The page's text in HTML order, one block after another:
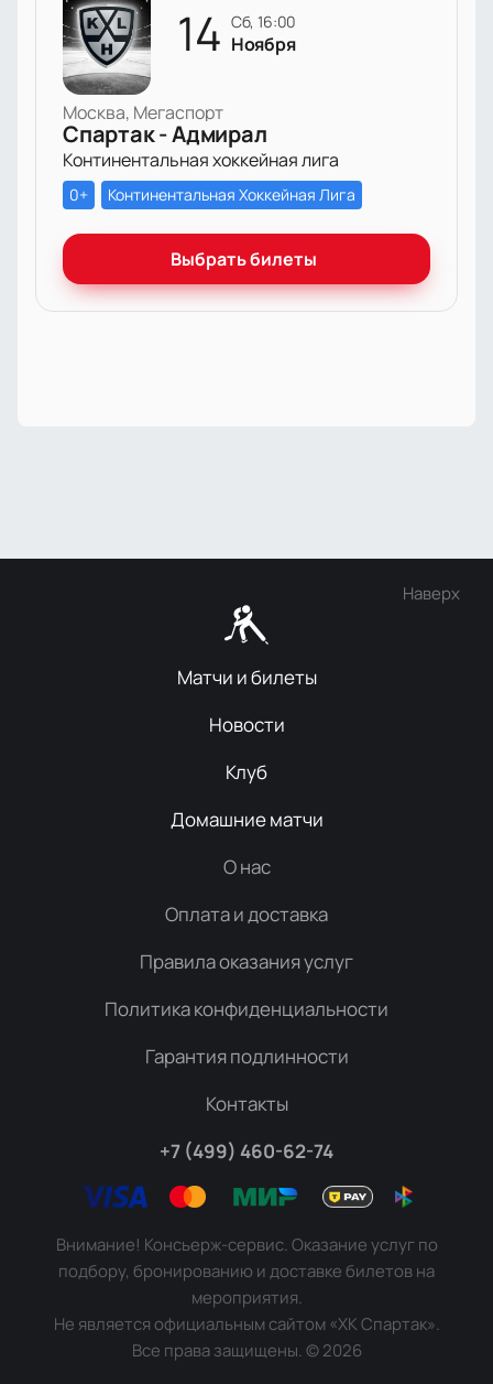
14 сб, 16:00
Ноября
Москва, Мегаспорт
Спартак - Адмирал
Континентальная хоккейная лига
0+ Континентальная Хоккейная Лига
Выбрать билеты
Наверх
Матчи и билеты
Новости
Клуб
Домашние матчи
О нас
Оплата и доставка
Правила оказания услуг
Политика конфиденциальности
Гарантия подлинности
Контакты
+7 (499) 460-62-74
Внимание! Консьерж-сервис. Оказание услуг по
подбору, бронированию и доставке билетов на
мероприятия.
Не является официальным сайтом «ХК Спартак».
Все права защищены.©2026